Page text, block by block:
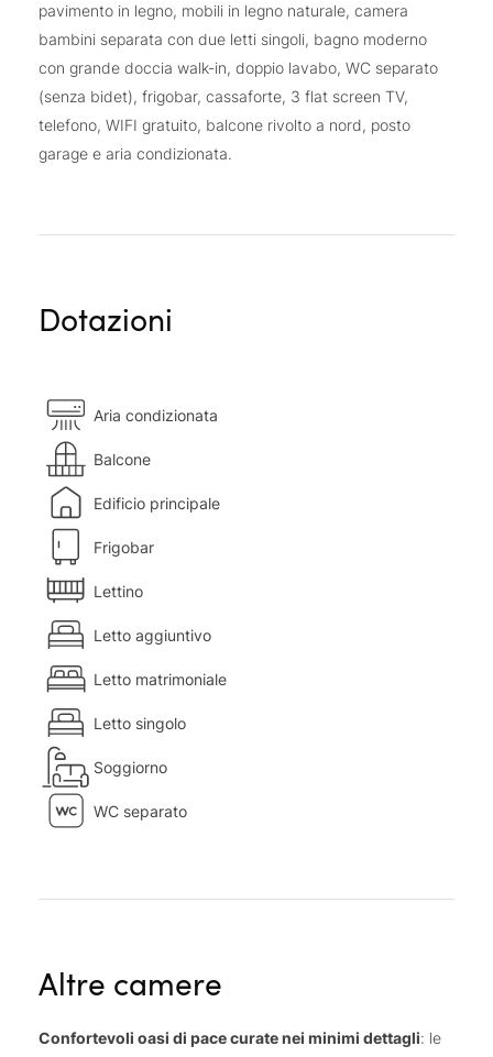
pavimento in legno, mobili in legno naturale, camera
bambini separata con due letti singoli, bagno moderno
con grande doccia walk-in, doppio lavabo, WC separato
(senza bidet), frigobar, cassaforte, 3 flat screen TV,
telefono, WIFI gratuito, balcone rivolto a nord, posto
garage e aria condizionata.
Dotazioni
Aria condizionata
Balcone
Edificio principale
Frigobar
Lettino
Letto aggiuntivo
Letto matrimoniale
Letto singolo
Soggiorno
WC separato
Altre camere
Confortevoli oasi di pace curate nei minimi dettagli: le